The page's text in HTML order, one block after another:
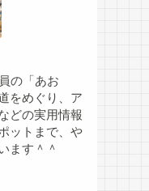
の「あお
をめぐり、ア
どの実用情報
ットまで、や
ます＾＾